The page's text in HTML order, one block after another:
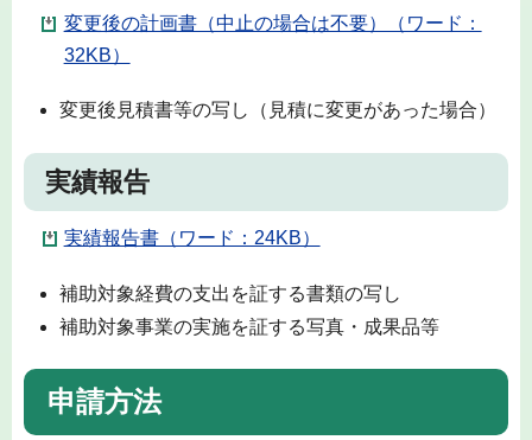
変更後の計画書（中止の場合は不要）（ワード：
32KB）
変更後見積書等の写し（見積に変更があった場合）
実績報告
実績報告書（ワード：24KB）
補助対象経費の支出を証する書類の写し
補助対象事業の実施を証する写真・成果品等
申請方法